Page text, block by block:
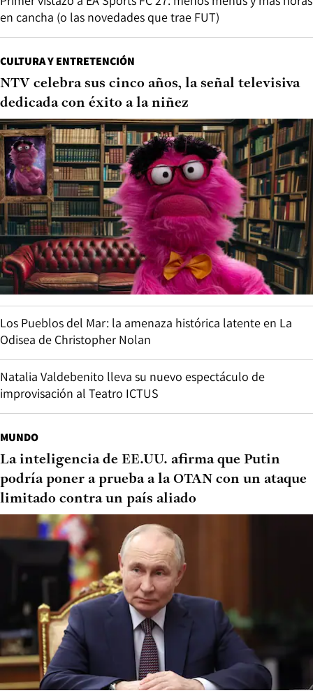
en cancha (o las novedades que trae FUT)
CULTURA Y ENTRETENCIÓN
NTV celebra sus cinco años, la señal televisiva
dedicada con éxito a la niñez
Los Pueblos del Mar: la amenaza histórica latente en La
Odisea de Christopher Nolan
Natalia Valdebenito lleva su nuevo espectáculo de
improvisación al Teatro ICTUS
MUNDO
La inteligencia de EE.UU. afirma que Putin
podría poner a prueba a la OTAN con un ataque
limitado contra un país aliado